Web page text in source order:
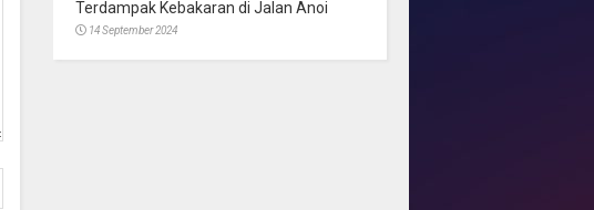
Terdampak Kebakaran di Jalan Anoi
14 September 2024